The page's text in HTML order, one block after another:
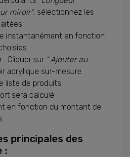
miroir", sélectionnez les
instantanément en fonction
: Cliquer sur " Ajouter au
acrylique sur-mesure
liste de produits.
sera calculé
en fonction du montant de
principales des
: